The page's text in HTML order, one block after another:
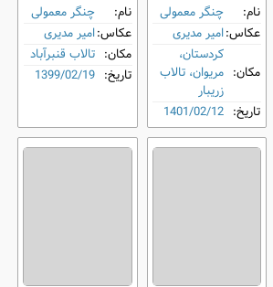
نام:
چنگر معمولی
عکاس:امیر مدیری
مکان:
کردستان،
مریوان، تالاب
زریبار
تاریخ: 1401/02/12
نام:
چنگر معمولی
عکاس:امیر مدیری
مکان: تالاب قنبرآباد
تاریخ: 1399/02/19